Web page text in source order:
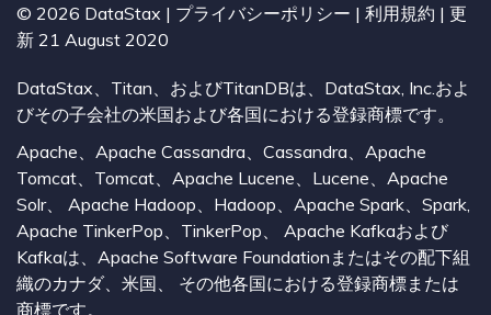
© 2026 DataStax | プライバシーポリシー | 利用規約 | 更
新 21 August 2020
DataStax、Titan、およびTitanDBは、DataStax, Inc.およ
びその子会社の米国および各国における登録商標です。
Apache、Apache Cassandra、Cassandra、Apache
Tomcat、Tomcat、Apache Lucene、Lucene、Apache
Solr、 Apache Hadoop、Hadoop、Apache Spark、Spark,
Apache TinkerPop、TinkerPop、 Apache Kafkaおよび
Kafkaは、Apache Software Foundationまたはその配下組
織のカナダ、米国、 その他各国における登録商標または
商標です。